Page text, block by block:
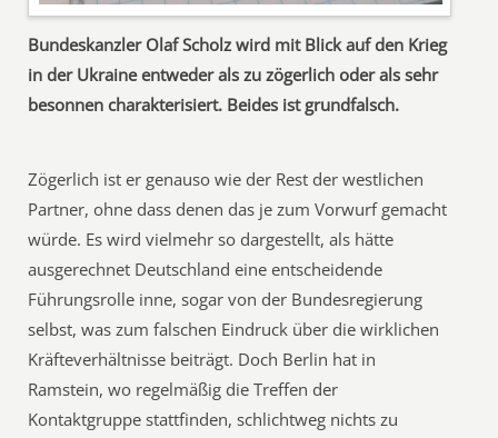
Bundeskanzler Olaf Scholz wird mit Blick auf den Krieg
in der Ukraine entweder als zu zögerlich oder als sehr
besonnen charakterisiert. Beides ist grundfalsch.
Zögerlich ist er genauso wie der Rest der westlichen
Partner, ohne dass denen das je zum Vorwurf gemacht
würde. Es wird vielmehr so dargestellt, als hätte
ausgerechnet Deutschland eine entscheidende
Führungsrolle inne, sogar von der Bundesregierung
selbst, was zum falschen Eindruck über die wirklichen
Kräfteverhältnisse beiträgt. Doch Berlin hat in
Ramstein, wo regelmäßig die Treffen der
Kontaktgruppe stattfinden, schlichtweg nichts zu